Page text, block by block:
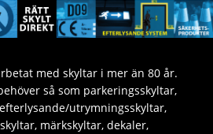
med skyltar i mer än 80 år.
så som parkeringsskyltar,
utrymningsskyltar,
märkskyltar, dekaler,